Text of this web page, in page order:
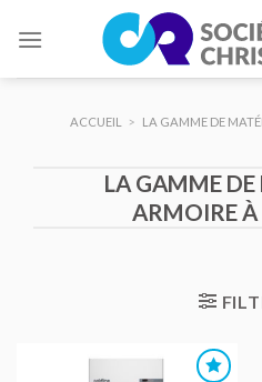
ACCUEIL > LA GAMME DE
LA GAMME
ARMOIRE